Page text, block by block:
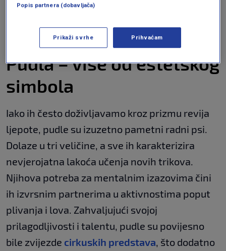
Jacob on Unsplash
Pudla – više od estetskog
simbola
Iako ih često doživljavamo kroz prizmu revija
ljepote, pudle su izuzetno pametni radni psi.
Dolaze u tri veličine, a sve ih karakterizira
nevjerojatna lakoća učenja novih trikova.
Njihova potreba za mentalnim izazovima čini
ih izvrsnim partnerima u aktivnostima poput
plivanja i lova. Zahvaljujući svojoj
prilagodljivosti i talentu, pudle su povijesno
bile zvijezde cirkuskih predstava , što dodatno
Popis partnera (dobavljača)
Prikaži svrhe Prihvaćam